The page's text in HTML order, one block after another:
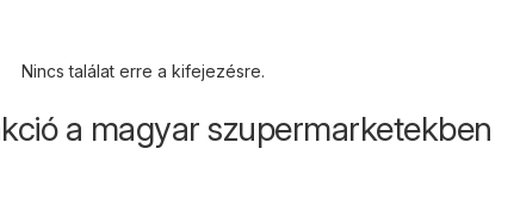
Nincs találat erre a kifejezésre.
a magyar szupermarketekben